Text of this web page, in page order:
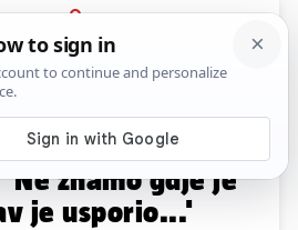
PRIJAVA
News Komentari
registraciju vozila
znamo gdje je
je usporio...'